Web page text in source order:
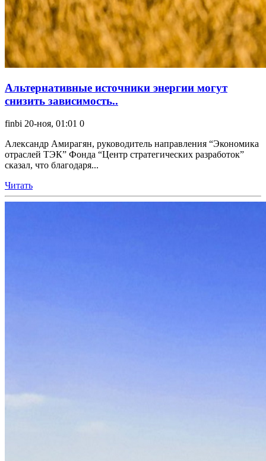
Альтернативные источники энергии могут
снизить зависимость..
finbi 20-ноя, 01:01 0
Александр Амирагян, руководитель направления “Экономика
отраслей ТЭК” Фонда “Центр стратегических разработок”
сказал, что благодаря...
Читать